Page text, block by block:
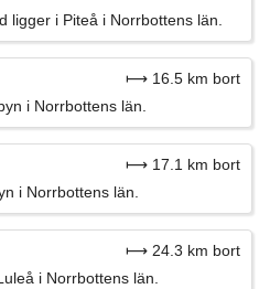
ligger i Piteå i Norrbottens län.
⟼ 16.5 km bort
i Norrbottens län.
⟼ 17.1 km bort
i Norrbottens län.
⟼ 24.3 km bort
i Norrbottens län.